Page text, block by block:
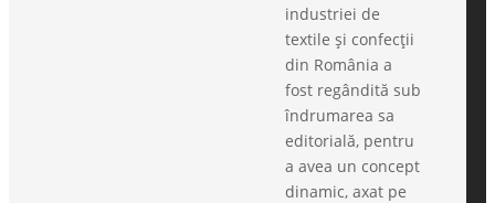
industriei de
textile și confecții
din România a
fost regândită sub
îndrumarea sa
editorială, pentru
a avea un concept
dinamic, axat pe